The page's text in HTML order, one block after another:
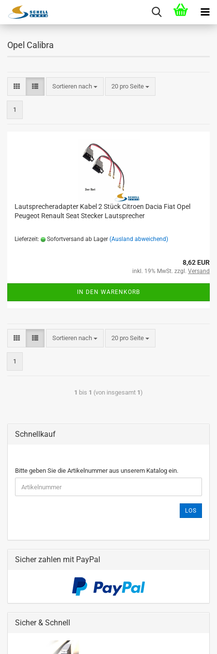
Opel Calibra
Sortieren nach 20 pro Seite
1
Lautsprecheradapter Kabel 2 Stück Citroen Dacia Fiat Opel
Peugeot Renault Seat Stecker Lautsprecher
Lieferzeit: Sofortversand ab Lager (Ausland abweichend)
8,62 EUR
inkl. 19% MwSt. zzgl. Versand
IN DEN WARENKORB
Sortieren nach 20 pro Seite
1
1 bis 1 (von insgesamt 1)
Schnellkauf
Bitte geben Sie die Artikelnummer aus unserem Katalog ein.
LOS
Sicher zahlen mit PayPal
Sicher & Schnell